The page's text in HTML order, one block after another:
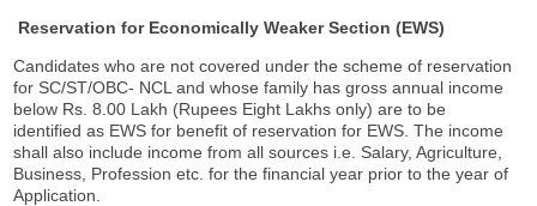
Reservation for Economically Weaker Section (EWS)
Candidates who are not covered under the scheme of reservation
for SC/ST/OBC- NCL and whose family has gross annual income
below Rs. 8.00 Lakh (Rupees Eight Lakhs only) are to be
identified as EWS for benefit of reservation for EWS. The income
shall also include income from all sources i.e. Salary, Agriculture,
Business, Profession etc. for the financial year prior to the year of
Application.